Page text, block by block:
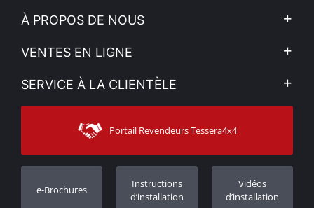
À PROPOS DE NOUS
L'entreprise
Voir nos actualités
Sitemap
VENTES EN LIGNE
Mon compte
Moyens d’expédition
SERVICE À LA CLIENTÈLE
Contacter
Assistance aux clients
Suivi des commandes
Concessionnaires
Portail Revendeurs Tessera4x4
e-Brochures
Instructions
d’installation
Vidéos
d’installation